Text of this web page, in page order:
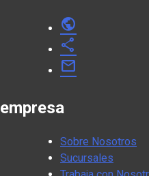
public
share
mail
empresa
Sobre Nosotros
Sucursales